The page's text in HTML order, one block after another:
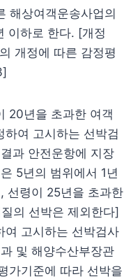
상여객운송사업의
이하로 한다. [개정
개정에 따른 감정평
20년을 초과한 여객
하여 고시하는 선박검
과 안전운항에 지장
5년의 범위에서 1년
선령이 25년을 초과한
의 선박은 제외한다]
여 고시하는 선박검사
및 해양수산부장관
가기준에 따라 선박을